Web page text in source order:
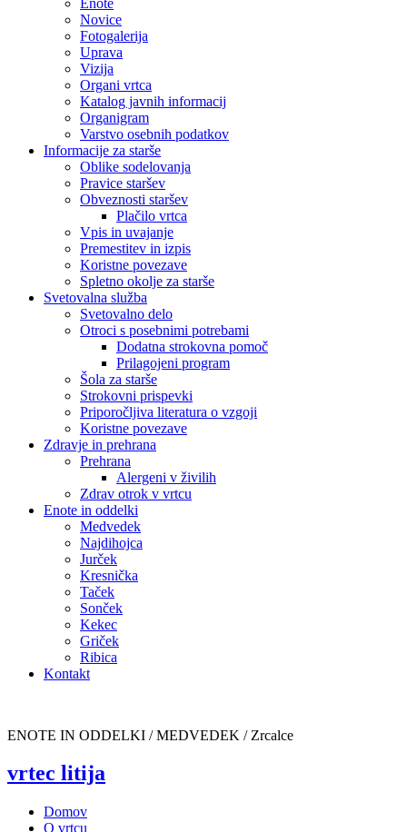
Novice
Fotogalerija
Uprava
Vizija
Organi vrtca
Katalog javnih informacij
Organigram
Varstvo osebnih podatkov
Informacije za starše
Oblike sodelovanja
Pravice staršev
Obveznosti staršev
Plačilo vrtca
Vpis in uvajanje
Premestitev in izpis
Koristne povezave
Spletno okolje za starše
Svetovalna služba
Svetovalno delo
Otroci s posebnimi potrebami
Dodatna strokovna pomoč
Prilagojeni program
Šola za starše
Strokovni prispevki
Priporočljiva literatura o vzgoji
Koristne povezave
Zdravje in prehrana
Prehrana
Alergeni v živilih
Zdrav otrok v vrtcu
Enote in oddelki
Medvedek
Najdihojca
Jurček
Kresnička
Taček
Sonček
Kekec
Griček
Ribica
Kontakt
ENOTE IN ODDELKI / MEDVEDEK / Zrcalce
vrtec litija
Domov
O vrtcu